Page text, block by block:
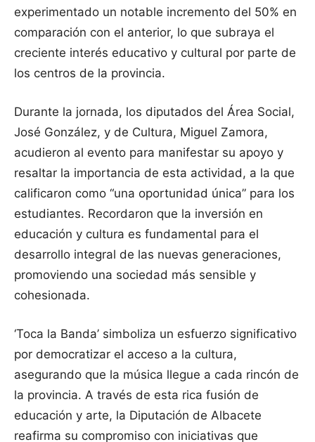
experimentado un notable incremento del 50% en
comparación con el anterior, lo que subraya el
creciente interés educativo y cultural por parte de
los centros de la provincia.
Durante la jornada, los diputados del Área Social,
José González, y de Cultura, Miguel Zamora,
acudieron al evento para manifestar su apoyo y
resaltar la importancia de esta actividad, a la que
calificaron como “una oportunidad única” para los
estudiantes. Recordaron que la inversión en
educación y cultura es fundamental para el
desarrollo integral de las nuevas generaciones,
promoviendo una sociedad más sensible y
cohesionada.
‘Toca la Banda’ simboliza un esfuerzo significativo
por democratizar el acceso a la cultura,
asegurando que la música llegue a cada rincón de
la provincia. A través de esta rica fusión de
educación y arte, la Diputación de Albacete
reafirma su compromiso con iniciativas que